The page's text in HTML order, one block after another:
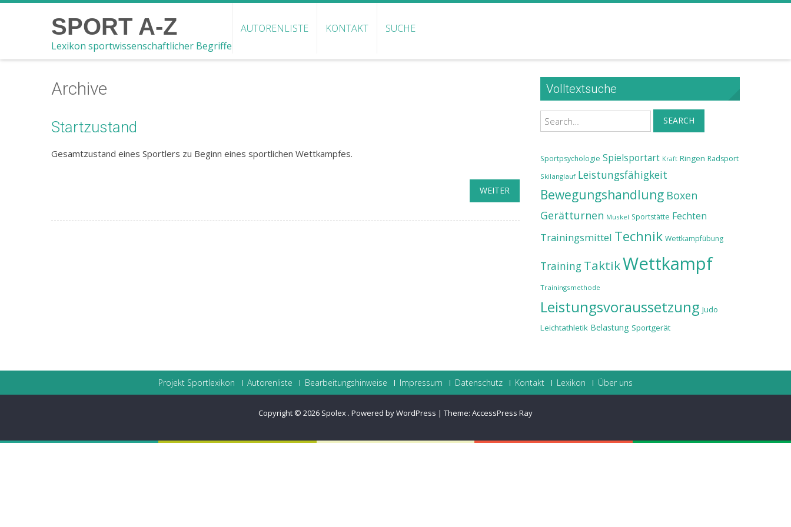
SPORT A-Z
Lexikon sportwissenschaftlicher Begriffe
AUTORENLISTE KONTAKT SUCHE
Archive
Startzustand
Gesamtzustand eines Sportlers zu Beginn eines sportlichen Wettkampfes.
WEITER
Volltextsuche
Search SEARCH
Sportpsychologie Spielsportart Kraft Ringen Radsport
Skilanglauf Leistungsfähigkeit
Bewegungshandlung Boxen
Gerätturnen Muskel Sportstätte Fechten
Trainingsmittel Technik Wettkampfübung
Training TaktikWettkampf
Trainingsmethode
Leistungsvoraussetzung Judo
Leichtathletik Belastung Sportgerät
Projekt Sportlexikon Autorenliste Bearbeitungshinweise Impressum Datenschutz Kontakt Lexikon Über uns
Copyright © 2026 Spolex . Powered by WordPress | Theme: AccessPress Ray